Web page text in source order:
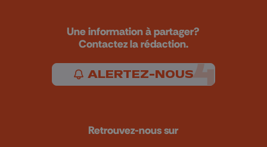
Une information à partager?
Contactez la rédaction.
ALERTEZ-NOUS
Retrouvez-nous sur